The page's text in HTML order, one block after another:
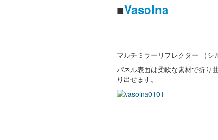
■Vasolna
マルチミラーリフレクター （
パネル表面は柔軟な素材で折り
り出せます。